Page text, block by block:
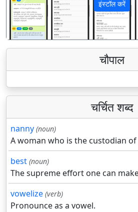
इंस्टॉल करें
पिछला
चौपाल
चर्चित शब्द
nanny (noun)
A woman who is the custodian
best (noun)
The supreme effort one can
vowelize (verb)
Pronounce as a vowel.